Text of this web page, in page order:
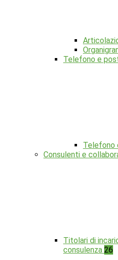
Telefono e
Telefono
Consulenti e
Titolari di
consulenza 26